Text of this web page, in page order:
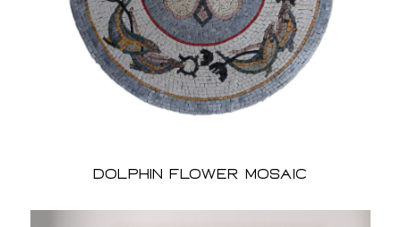
Dolphin Flower Mosaic